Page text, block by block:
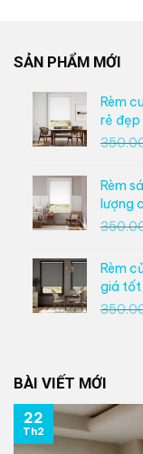
SẢN PHẨM MỚI
Rèm
rẻ đẹp
Rèm
lượng
Rèm
giá tốt
BÀI VIẾT MỚI
22
Th2